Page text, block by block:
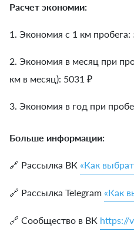
Расчет экономии:
1. Экономия с 1 км пробега:
2. Экономия в месяц при
км в месяц): 5031 ₽
3. Экономия в год при
Больше информации:
🔗 Рассылка ВК «Как
🔗 Рассылка Telegram «Как
🔗 Сообщество в ВК https://